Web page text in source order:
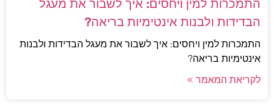
התמכרות למין ויחסים: איך לשבור את מעגל
הבדידות ולבנות אינטימיות בריאה?
התמכרות למין ויחסים: איך לשבור את מעגל הבדידות ולבנות
אינטימיות בריאה?
לקריאת המאמר »